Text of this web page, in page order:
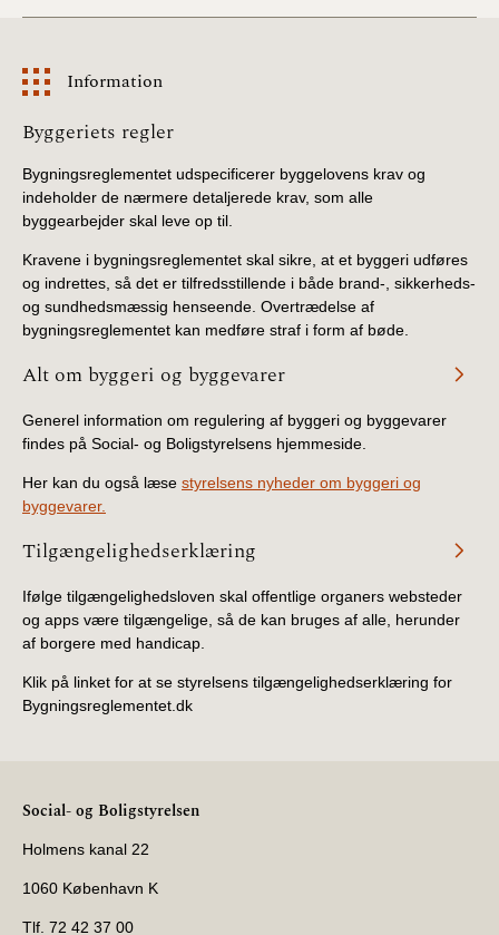
Information
Information
Byggeriets regler
Bygningsreglementet udspecificerer byggelovens krav og
indeholder de nærmere detaljerede krav, som alle
byggearbejder skal leve op til.
Kravene i bygningsreglementet skal sikre, at et byggeri udføres
og indrettes, så det er tilfredsstillende i både brand-, sikkerheds-
og sundhedsmæssig henseende. Overtrædelse af
bygningsreglementet kan medføre straf i form af bøde.
Alt om byggeri og byggevarer
Generel information om regulering af byggeri og byggevarer
findes på Social- og Boligstyrelsens hjemmeside.
Her kan du også læse styrelsens nyheder om byggeri og
byggevarer.
Tilgængelighedserklæring
Ifølge tilgængelighedsloven skal offentlige organers websteder
og apps være tilgængelige, så de kan bruges af alle, herunder
af borgere med handicap.
Klik på linket for at se styrelsens tilgængelighedserklæring for
Bygningsreglementet.dk
Social- og Boligstyrelsen
Holmens kanal 22
1060 København K
Tlf. 72 42 37 00